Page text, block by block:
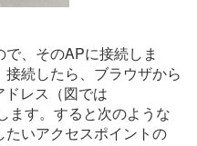
、そのAPに接続しま
続したら、ブラウザから
レス（図では
ます。すると次のような
いアクセスポイントの